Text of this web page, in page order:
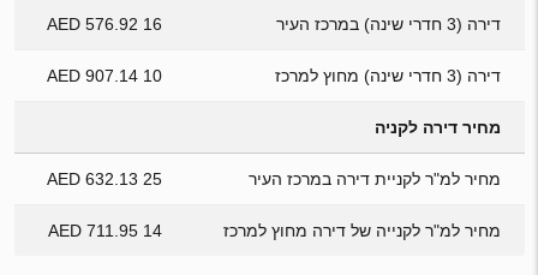
דירה (3 חדרי שינה) במרכז העיר 16 576.92 AED
דירה (3 חדרי שינה) מחוץ למרכז 10 907.14 AED
מחיר דירה לקניה
מחיר למ"ר לקניית דירה במרכז העיר 25 632.13 AED
מחיר למ"ר לקנייה של דירה מחוץ למרכז 14 711.95 AED